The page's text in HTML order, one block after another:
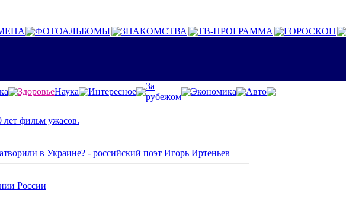
ФОТОАЛЬБОМЫ ЗНАКОМСТВА ТВ-ПРОГРАММА ГОРОСКОП
ЗдоровьеНаука Интересное
За
рубежом
Экономика
Авто
лет фильм ужасов.
в Украине? - российский поэт Игорь Иртеньев
России